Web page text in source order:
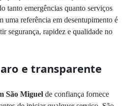
tanto emergências quanto serviços
uma referência em desentupimento é
segurança, rapidez e qualidade no
e transparente
São Miguel de confiança fornece